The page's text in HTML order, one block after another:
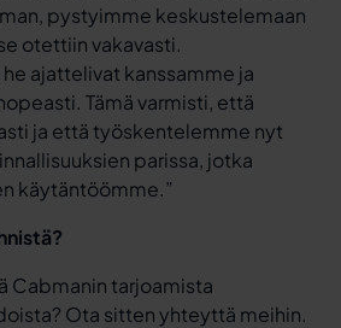
pystyimme keskustelemaan
otettiin vakavasti.
ajattelivat kanssamme ja
Tämä varmisti, että
ja että työskentelemme nyt
parissa, jotka
käytäntöömme.”
Cabmanin tarjoamista
Ota sitten yhteyttä meihin.